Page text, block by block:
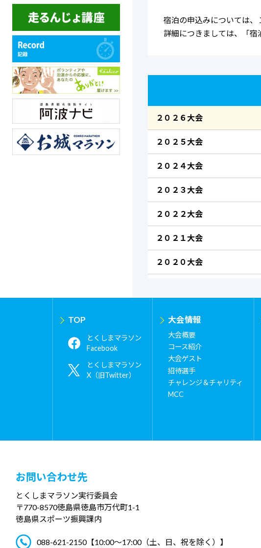
宿泊の申込みについては、
詳細につきましては、「宿
２０２６大会
２０２５大会
２０２４大会
２０２３大会
２０２２大会
２０２１大会
２０２０大会
TOP
とくしまマラソン
Facebook
とくしまマラソン
X（旧Twitter）
大会情報
大会概要
コース紹介
大会ゲスト
招待選手
チャレンジ＆チャリティ
MCC
お問い合わせ先
とくしまマラソン実行委員会
〒770-8570徳島県徳島市万代町1-1
徳島県スポーツ振興課内
088-621-2150【10:00～17:00（土、日、祝を除く）】